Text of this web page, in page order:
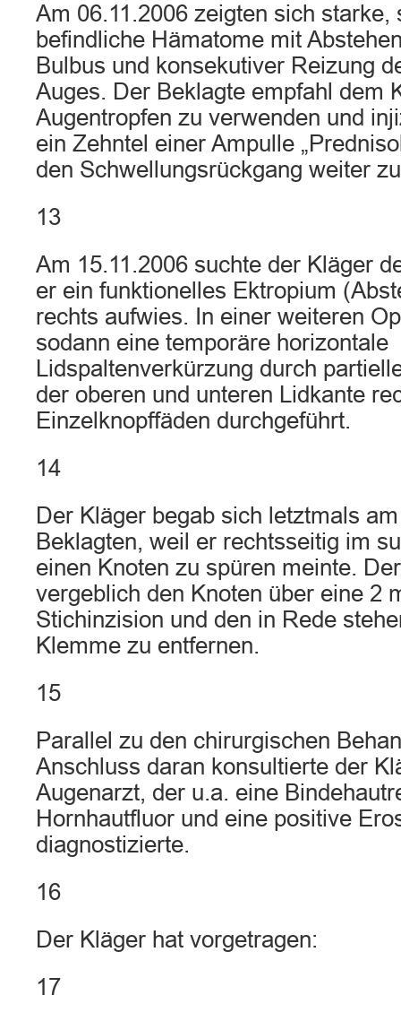
Am 06.11.2006 zeigten sich starke,
befindliche Hämatome mit
Bulbus und konsekutiver Reizung
Auges. Der Beklagte empfahl dem
Augentropfen zu verwenden und
ein Zehntel einer Ampulle
den Schwellungsrückgang weiter
13
Am 15.11.2006 suchte der Kläger
er ein funktionelles Ektropium
rechts aufwies. In einer weiteren
sodann eine temporäre horizontale
Lidspaltenverkürzung durch
der oberen und unteren Lidkante
Einzelknopffäden durchgeführt.
14
Der Kläger begab sich letztmals
Beklagten, weil er rechtsseitig im
einen Knoten zu spüren meinte.
vergeblich den Knoten über eine 2
Stichinzision und den in Rede
Klemme zu entfernen.
15
Parallel zu den chirurgischen
Anschluss daran konsultierte der
Augenarzt, der u.a. eine
Hornhautfluor und eine positive
diagnostizierte.
16
Der Kläger hat vorgetragen:
17